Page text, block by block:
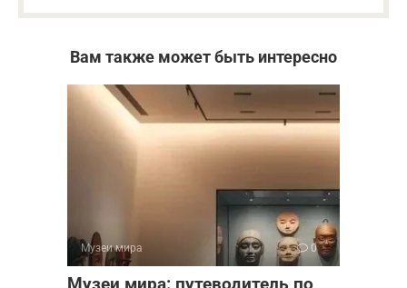
Вам также может быть интересно
Музеи мира 0
Музеи мира: путеводитель по